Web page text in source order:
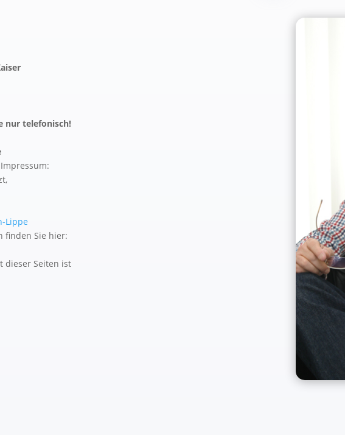
nur telefonisch!
Lippe
finden Sie hier:
dieser Seiten ist